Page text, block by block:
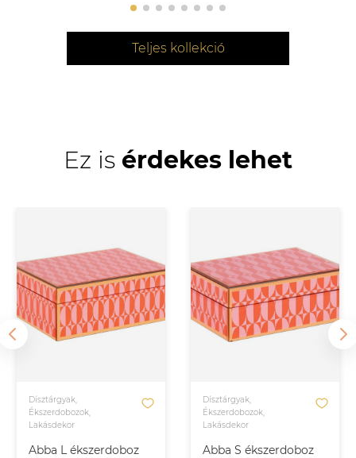
Teljes kollekció
Ez is érdekes lehet
Abba L ékszerdoboz
Dísztárgyak,
Ékszerdobozok,
Lakásdekor
Abba S ékszerdoboz
Dísztárgyak,
Ékszerdobozok,
Lakásdekor